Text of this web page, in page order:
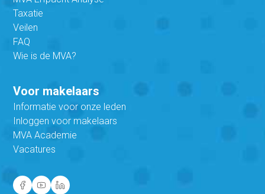
Taxatie
Veilen
FAQ
Wie is de MVA?
Voor makelaars
Informatie voor onze leden
Inloggen voor makelaars
MVA Academie
Vacatures